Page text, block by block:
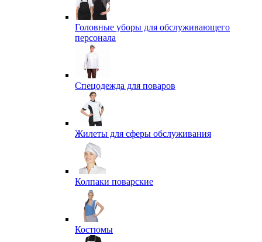
Головные уборы для обслуживающего
персонала
Спецодежда для поваров
Жилеты для сферы обслуживания
Колпаки поварские
Костюмы